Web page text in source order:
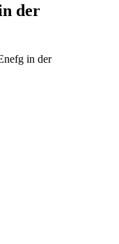
der
in der